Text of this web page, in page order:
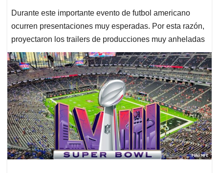
Durante este importante evento de futbol americano
ocurren presentaciones muy esperadas. Por esta razón,
proyectaron los trailers de producciones muy anheladas